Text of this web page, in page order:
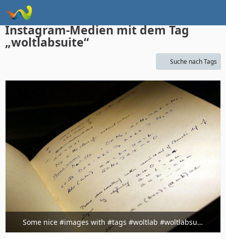
Instagram Galerie Demo
Instagram-Medien mit dem Tag
„woltlabsuite“
Suche nach Tags
Some nice #images with #tags #woltlab #woltlabsuite
@ig.timeline.demo 3. Februar 2022 um 23:36